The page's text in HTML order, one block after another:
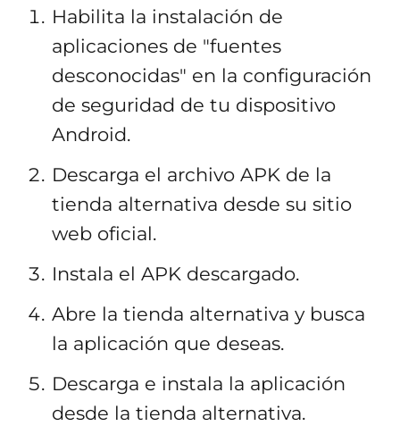
Habilita la instalación de
aplicaciones de "fuentes
desconocidas" en la configuración
de seguridad de tu dispositivo
Android.
Descarga el archivo APK de la
tienda alternativa desde su sitio
web oficial.
Instala el APK descargado.
Abre la tienda alternativa y busca
la aplicación que deseas.
Descarga e instala la aplicación
desde la tienda alternativa.